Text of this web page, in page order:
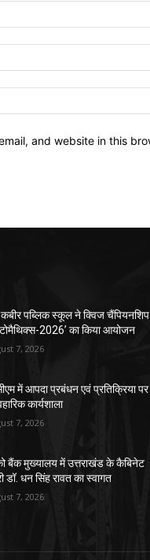
and website in this
पब्लिक स्कूल ने क्विज चैंपियनशिप
2026’ का किया आयोजन
7, 2026
में आपदा प्रबंधन एवं प्रतिक्रिया पर
कार्यशाला
7, 2026
बैंक मुख्यालय में उत्तराखंड के कैबिनेट
डॉ. धन सिंह रावत का स्वागत
7, 2026